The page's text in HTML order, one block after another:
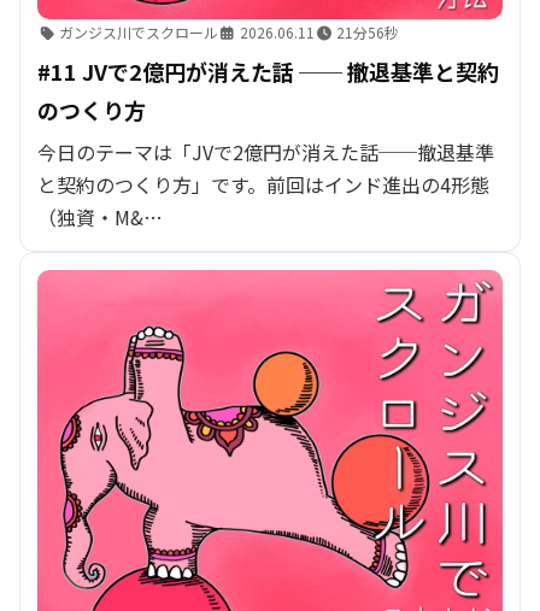
ガンジス川でスクロール 2026.06.11 21分56秒
#11 JVで2億円が消えた話 ── 撤退基準と契約
のつくり方
今日のテーマは「JVで2億円が消えた話──撤退基準
と契約のつくり方」です。前回はインド進出の4形態
（独資・M&…